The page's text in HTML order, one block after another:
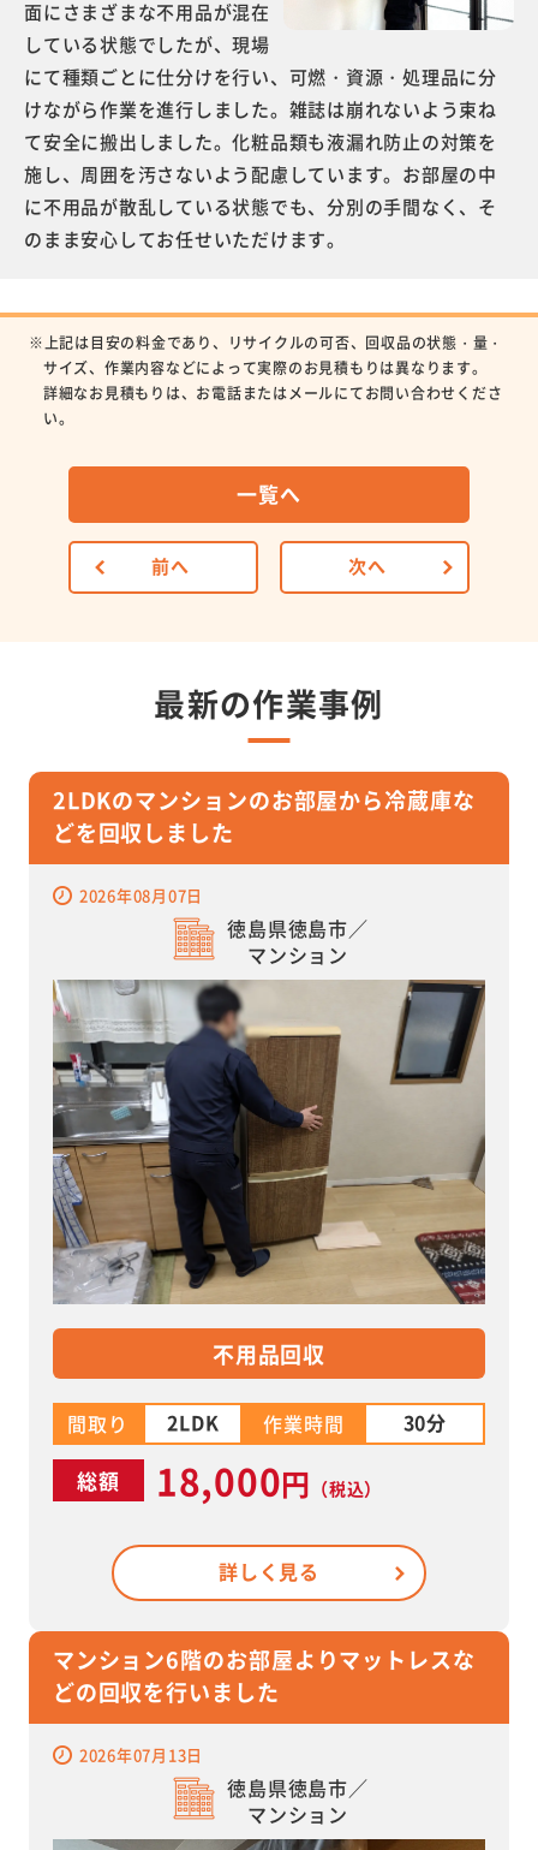
面にさまざまな不用品が混在
している状態でしたが、現場
にて種類ごとに仕分けを行い、可燃・資源・処理品に分
けながら作業を進行しました。雑誌は崩れないよう束ね
て安全に搬出しました。化粧品類も液漏れ防止の対策を
施し、周囲を汚さないよう配慮しています。お部屋の中
に不用品が散乱している状態でも、分別の手間なく、そ
のまま安心してお任せいただけます。
※上記は目安の料金であり、リサイクルの可否、回収品の状態・量・
サイズ、作業内容などによって実際のお見積もりは異なります。
詳細なお見積もりは、お電話またはメールにてお問い合わせくださ
い。
前へ
一覧へ
次へ
最新の作業事例
2LDKのマンションのお部屋から冷蔵庫な
どを回収しました
2026年08月07日
徳島県徳島市／
マンション
不用品回収
間取り 2LDK 作業時間 30分
総額 18,000円 （税込）
詳しく見る
マンション6階のお部屋よりマットレスな
どの回収を行いました
2026年07月13日
徳島県徳島市／
マンション